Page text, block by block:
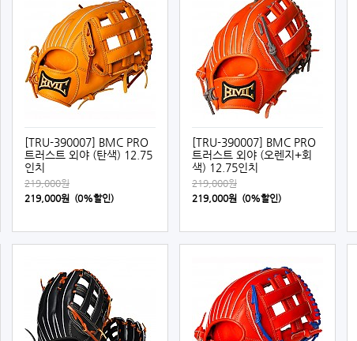
[TRU-390007] BMC PRO
트러스트 외야 (탄색) 12.75
인치
219,000원
219,000원 (0%할인)
[TRU-390007] BMC PRO
트러스트 외야 (오렌지+회
색) 12.75인치
219,000원
219,000원 (0%할인)